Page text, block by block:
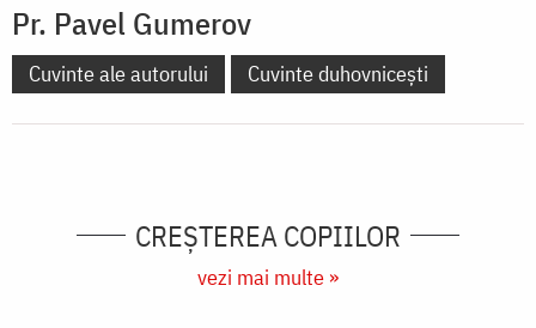
Pr. Pavel Gumerov
Cuvinte ale autorului Cuvinte duhovnicești
CREŞTEREA COPIILOR
vezi mai multe »